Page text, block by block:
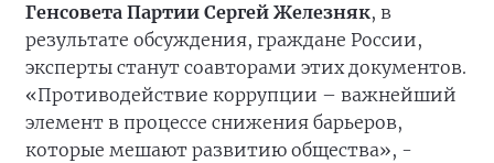
Генсовета Партии Сергей Железняк, в
результате обсуждения, граждане России,
эксперты станут соавторами этих документов.
«Противодействие коррупции – важнейший
элемент в процессе снижения барьеров,
которые мешают развитию общества», -